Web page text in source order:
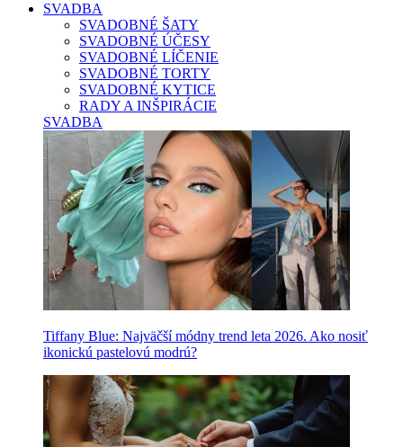
SVADBA
SVADOBNÉ ŠATY
SVADOBNÉ ÚČESY
SVADOBNÉ LÍČENIE
SVADOBNÉ TORTY
SVADOBNÉ KYTICE
RADY A INŠPIRÁCIE
SVADBA
Tiffany Blue: Najväčší módny trend leta 2026. Ako nosiť
ikonickú pastelovú modrú?